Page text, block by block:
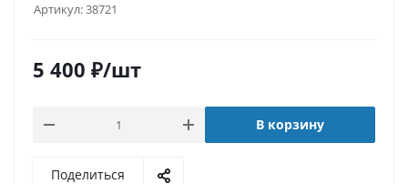
Артикул:38721
5 400 ₽/шт
В корзину
Поделиться